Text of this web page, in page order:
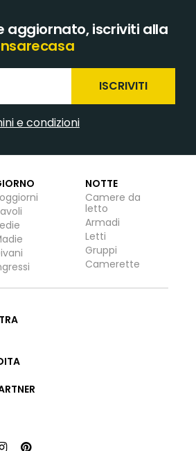
aggiornato, iscriviti alla
ISCRIVITI
e condizioni
NOTTE
Camere da
letto
Armadi
Letti
Gruppi
Camerette